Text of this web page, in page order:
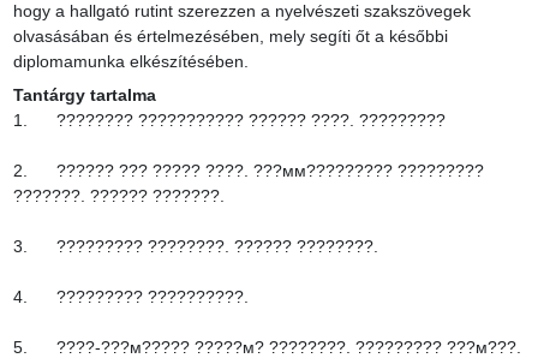
hogy a hallgató rutint szerezzen a nyelvészeti szakszövegek
olvasásában és értelmezésében, mely segíti őt a későbbi
diplomamunka elkészítésében.
Tantárgy tartalma
1.      ???????? ??????????? ?????? ????. ?????????
2.      ?????? ??? ????? ????. ???мм????????? ?????????
???????. ?????? ???????.
3.      ????????? ????????. ?????? ????????.
4.      ????????? ??????????.
5.      ????-???м????? ?????м? ????????. ????????? ???м???.